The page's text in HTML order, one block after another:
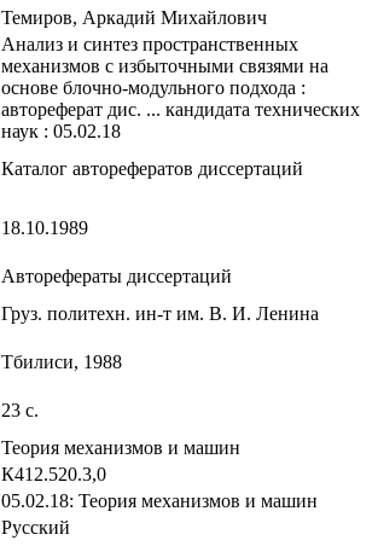
Темиров, Аркадий Михайлович
Анализ и синтез пространственных
механизмов с избыточными связями на
основе блочно-модульного подхода :
автореферат дис. ... кандидата технических
наук : 05.02.18
Каталог авторефератов диссертаций
18.10.1989
Авторефераты диссертаций
Груз. политехн. ин-т им. В. И. Ленина
Тбилиси, 1988
23 с.
Теория механизмов и машин
К412.520.3,0
05.02.18: Теория механизмов и машин
Русский